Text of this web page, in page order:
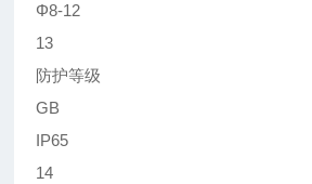
Φ8-12
13
防护等级
GB
IP65
14